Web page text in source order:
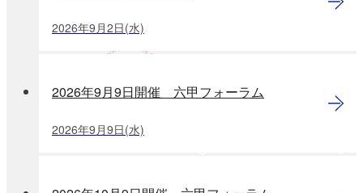
2026年9 月2日(水)
2026年9月9日開催 六甲フォーラム
2026年9 月9日(水)